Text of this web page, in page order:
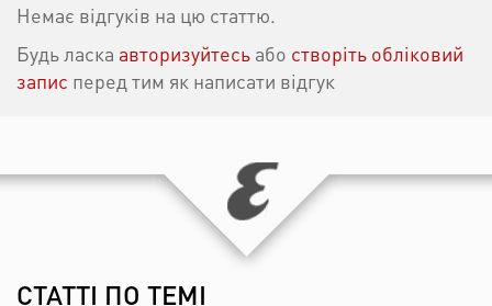
Немає відгуків на цю статтю.
Будь ласка авторизуйтесь або створіть обліковий
запис перед тим як написати відгук
СТАТТІ ПО ТЕМІ